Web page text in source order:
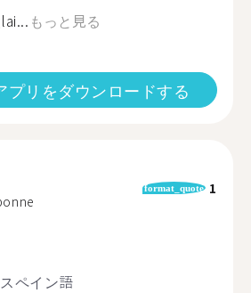
もっと見る
プリをダウンロードする
format_quote 1
スペイン語